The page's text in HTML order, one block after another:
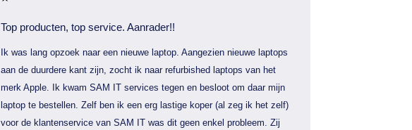
Top producten, top service. Aanrader!!
Ik was lang opzoek naar een nieuwe laptop. Aangezien nieuwe laptops
aan de duurdere kant zijn, zocht ik naar refurbished laptops van het
merk Apple. Ik kwam SAM IT services tegen en besloot om daar mijn
laptop te bestellen. Zelf ben ik een erg lastige koper (al zeg ik het zelf)
voor de klantenservice van SAM IT was dit geen enkel probleem. Zij